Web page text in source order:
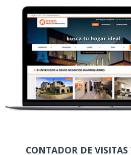
CONTADOR DE VISITAS